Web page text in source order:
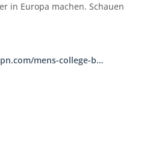
in Europa machen. Schauen
mens-college-b…